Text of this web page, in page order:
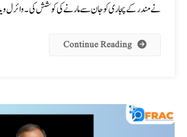
نے مندر کے پجاری کو جان سے مارنے کی کوشش کی۔ وائرل
Continue Reading